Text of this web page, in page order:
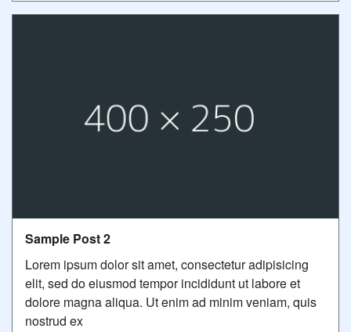
Sample Post 2
Lorem ipsum dolor sit amet, consectetur adipisicing
elit, sed do eiusmod tempor incididunt ut labore et
dolore magna aliqua. Ut enim ad minim veniam, quis
nostrud ex